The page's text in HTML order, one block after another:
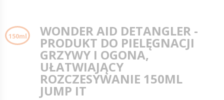
150ml WONDER AID DETANGLER -
PRODUKT DO PIELĘGNACJI
GRZYWY I OGONA,
UŁATWIAJĄCY
ROZCZESYWANIE 150ML
JUMP IT